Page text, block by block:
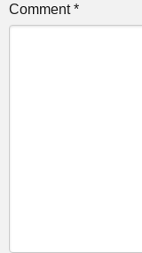
Comment *